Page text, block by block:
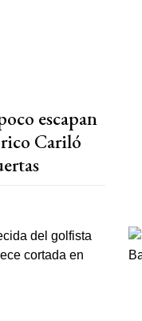
escapan
Cariló